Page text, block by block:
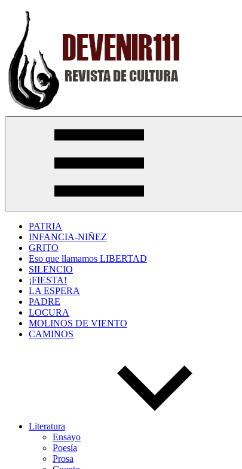
Saltar
contenido
PATRIA
INFANCIA-NIÑEZ
GRITO
Eso que llamamos LIBERTAD
SILENCIO
¡FIESTA!
LA ESPERA
PADRE
LOCURA
MOLINOS DE VIENTO
CAMINOS
Literatura
Ensayo
Poesía
Prosa